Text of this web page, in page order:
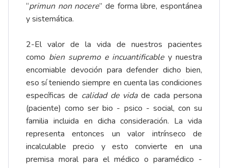
“primun non nocere” de forma libre, espontánea
y sistemática.
2-El valor de la vida de nuestros pacientes
como bien supremo e incuantificable y nuestra
encomiable devoción para defender dicho bien,
eso sí teniendo siempre en cuenta las condiciones
específicas de calidad de vidade cada persona
(paciente) como ser bio - psico - social, con su
familia incluida en dicha consideración. La vida
representa entonces un valor intrínseco de
incalculable precio y esto convierte en una
premisa moral para el médico o paramédico -